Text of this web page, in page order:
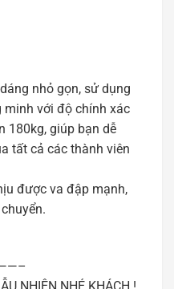
nhỏ gọn, sử dụng
minh với độ chính xác
180kg, giúp bạn dễ
tất cả các thành viên
được va đập mạnh,